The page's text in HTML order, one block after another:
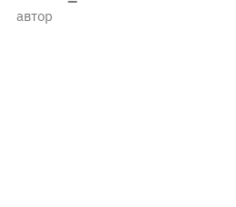
автор